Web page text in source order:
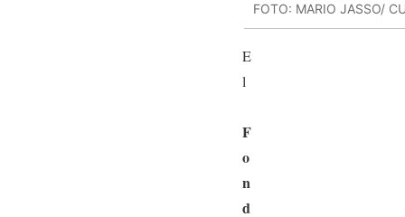
FOTO: MARIO JASSO/
E
l
F
o
n
d